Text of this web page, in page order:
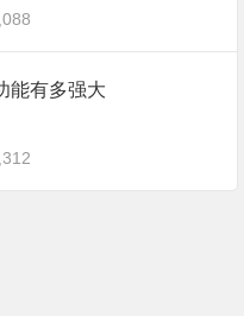
能有多强大